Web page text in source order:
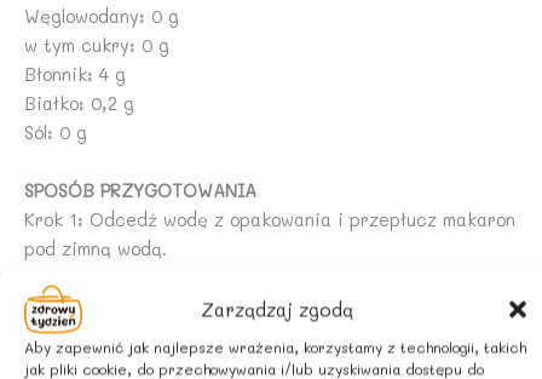
Zarządzaj zgodą
Aby zapewnić jak najlepsze wrażenia, korzystamy z technologii, takich
jak pliki cookie, do przechowywania i/lub uzyskiwania dostępu do
Węglowodany: 0 g
w tym cukry: 0 g
Błonnik: 4 g
Białko: 0,2 g
Sól: 0 g
SPOSÓB PRZYGOTOWANIA
Krok 1: Odcedź wodę z opakowania i przepłucz makaron
pod zimną wodą.
lub: Gotuj przez 1 minutę, odcedź i dodaj do ulubionych
składników.
lub: Smaż na suchej patelni z nieprzywierającą powłoką